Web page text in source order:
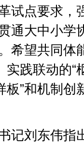
试点要求，
通大中小学
希望共同体
实践联动的“
板”和机制创
刘东伟指